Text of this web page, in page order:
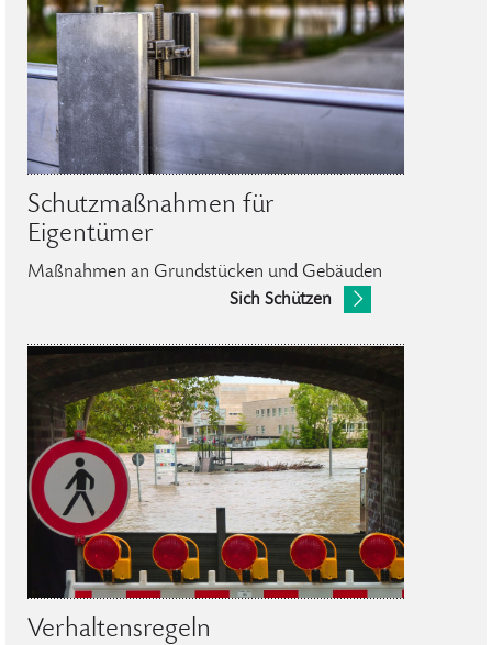
Schutzmaßnahmen für
Eigentümer
Maßnahmen an Grundstücken und Gebäuden
Sich Schützen
Verhaltensregeln